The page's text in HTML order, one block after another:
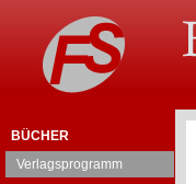
BÜCHER
Verlagsprogramm